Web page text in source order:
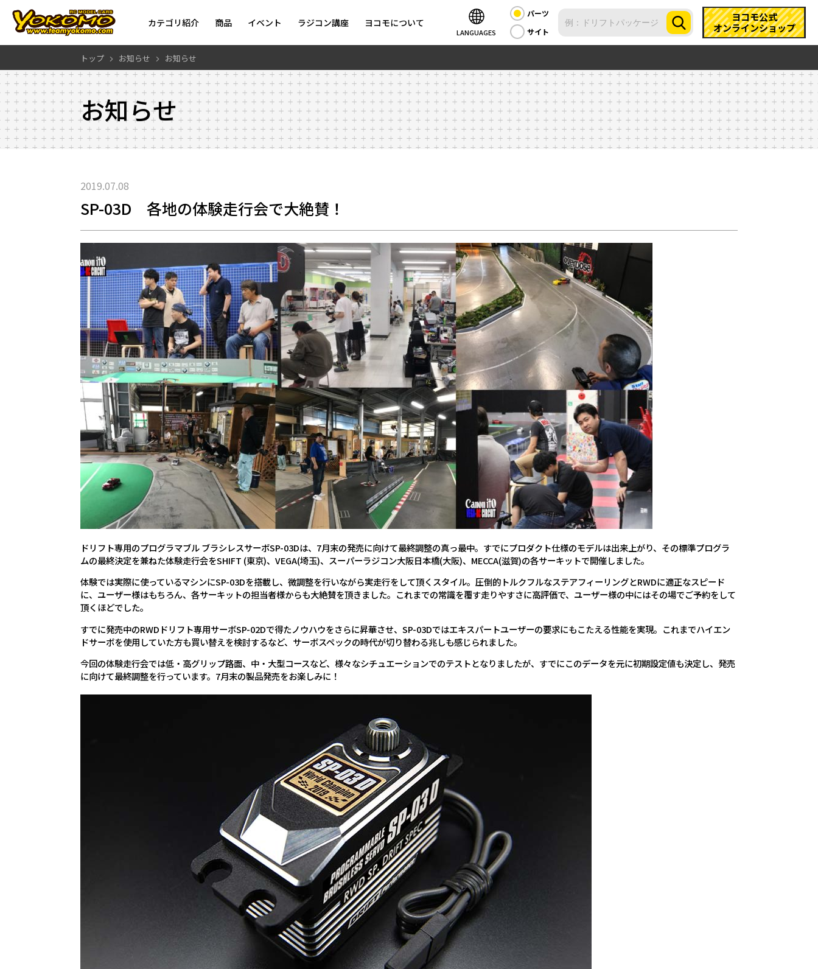
カテゴリ紹介 商品 イベント ラジコン講座 ヨコモについて
LANGUAGES
パーツ
サイト
ヨコモ公式
オンラインショップ
トップ お知らせ お知らせ
お知らせ
2019.07.08
SP-03D 各地の体験走行会で大絶賛！
ドリフト専用のプログラマブル ブラシレスサーボSP-03Dは、7月末の発売に向けて最終調整の真っ最中。すでにプロダクト仕様のモデルは出来上がり、その標準プログラ
ムの最終決定を兼ねた体験走行会をSHIFT (東京)、VEGA(埼玉)、スーパーラジコン大阪日本橋(大阪)、MECCA(滋賀)の各サーキットで開催しました。
体験では実際に使っているマシンにSP-03Dを搭載し、微調整を行いながら実走行をして頂くスタイル。圧倒的トルクフルなステアフィーリングとRWDに適正なスピード
に、ユーザー様はもちろん、各サーキットの担当者様からも大絶賛を頂きました。これまでの常識を覆す走りやすさに高評価で、ユーザー様の中にはその場でご予約をして
頂くほどでした。
すでに発売中のRWDドリフト専用サーボSP-02Dで得たノウハウをさらに昇華させ、SP-03Dではエキスパートユーザーの要求にもこたえる性能を実現。これまでハイエン
ドサーボを使用していた方も買い替えを検討するなど、サーボスペックの時代が切り替わる兆しも感じられました。
今回の体験走行会では低・高グリップ路面、中・大型コースなど、様々なシチュエーションでのテストとなりましたが、すでにこのデータを元に初期設定値も決定し、発売
に向けて最終調整を行っています。7月末の製品発売をお楽しみに！